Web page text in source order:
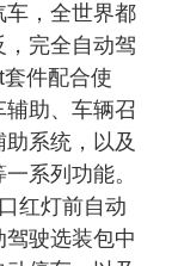
车，全世界都
完全自动驾
件配合使
助、车辆召
系统，以及
系列功能。
红灯前自动
驶选装包中